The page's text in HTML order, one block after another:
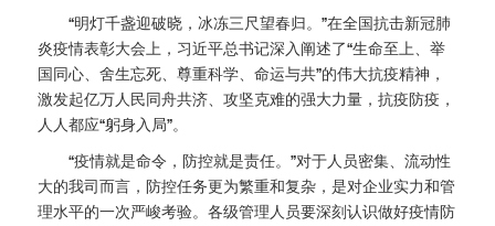
“明灯千盏迎破晓，冰冻三尺望春归。”在全国抗击新冠肺
炎疫情表彰大会上，习近平总书记深入阐述了“生命至上、举
国同心、舍生忘死、尊重科学、命运与共”的伟大抗疫精神，
激发起亿万人民同舟共济、攻坚克难的强大力量，抗疫防疫，
人人都应“躬身入局”。
“疫情就是命令，防控就是责任。”对于人员密集、流动性
大的我司而言，防控任务更为繁重和复杂，是对企业实力和管
理水平的一次严峻考验。各级管理人员要深刻认识做好疫情防